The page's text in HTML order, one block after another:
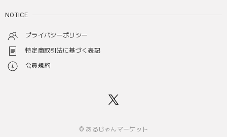
NOTICE
プライバシーポリシー
特定商取引法に基づく表記
会員規約
© あるじゃんマーケット